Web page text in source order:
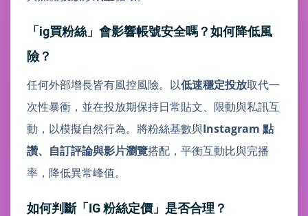
「ig買粉絲」會影響帳號安全嗎？如何降低風
險？
任何外部增長皆有風控風險。以低速穩定投放取代一
次性暴衝，並在投放期保持日常貼文、限動與私訊互
動，以模擬自然行為。將粉絲基數與Instagram 點
讚、自訂評論與影片瀏覽搭配，平衡互動比與完播
率，降低異常峰值。
如何判斷「IG 粉絲定價」是否合理？